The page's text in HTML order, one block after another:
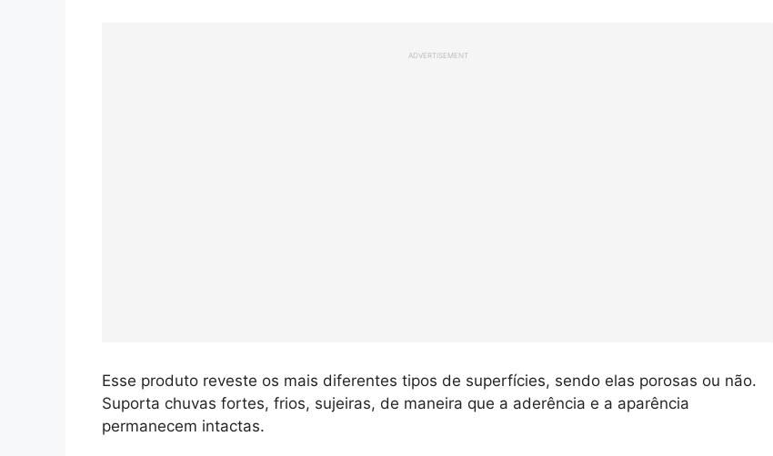
ADVERTISEMENT
Esse produto reveste os mais diferentes tipos de superfícies, sendo elas porosas ou não.
Suporta chuvas fortes, frios, sujeiras, de maneira que a aderência e a aparência
permanecem intactas.